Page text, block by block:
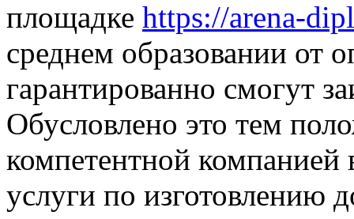
площадке https://arena-
среднем образовании от
гарантированно смогут
Обусловлено это тем
компетентной компанией
услуги по изготовлению